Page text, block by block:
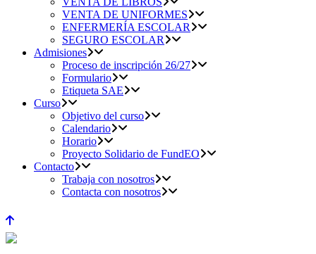
VENTA DE UNIFORMES
ENFERMERÍA ESCOLAR
SEGURO ESCOLAR
Admisiones
Proceso de inscripción 26/27
Formulario
Etiqueta SAE
Curso
Objetivo del curso
Calendario
Horario
Proyecto Solidario de FundEO
Contacto
Trabaja con nosotros
Contacta con nosotros